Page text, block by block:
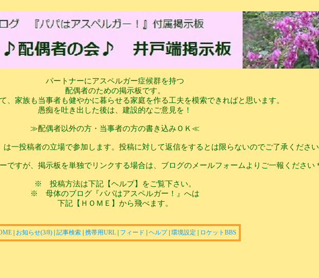
パートナーにアスペルガー症候群を持つ
配偶者のための掲示板です。
、家族も当事者も健やかに暮らせる家庭を作る工夫を模索できればと思います。
愚痴を吐き出した後は、建設的なご意見を！
≫配偶者以外の方・当事者の方の書き込みＯＫ≪
投稿者の立場で参加します。投稿に対して返信をするとは限らないのでご了承ください
ですが、掲示板を単独でリンクする場合は、ブログのメールフォームよりご一報ください
※ 投稿方法は下記【ヘルプ】をご覧下さい。
※ 母体のブログ『パパはアスペルガー！』へは
下記【ＨＯＭＥ】から飛べます。
お知らせ(3/8) 記事検索 携帯用URL フィード ヘルプ| 環境設定 ロケットBBS